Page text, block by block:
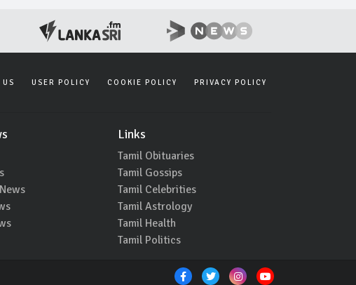
US USER POLICY COOKIE POLICY PRIVACY POLICY
Links
Tamil Obituaries
Tamil Gossips
Tamil Celebrities
Tamil Astrology
Tamil Health
Tamil Politics